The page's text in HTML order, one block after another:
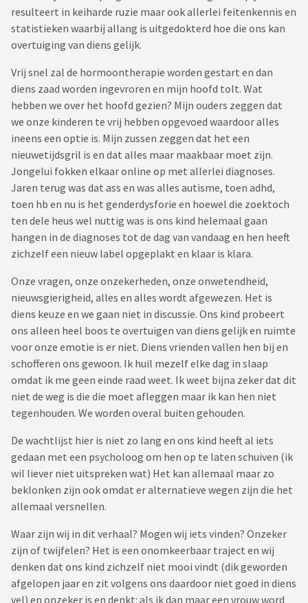
resulteert in keiharde ruzie maar ook allerlei feitenkennis en
statistieken waarbij allang is uitgedokterd hoe die ons kan
overtuiging van diens gelijk.
Vrij snel zal de hormoontherapie worden gestart en dan
diens zaad worden ingevroren en mijn hoofd tolt. Wat
hebben we over het hoofd gezien? Mijn ouders zeggen dat
we onze kinderen te vrij hebben opgevoed waardoor alles
ineens een optie is. Mijn zussen zeggen dat het een
nieuwetijdsgril is en dat alles maar maakbaar moet zijn.
Jongelui fokken elkaar online op met allerlei diagnoses.
Jaren terug was dat ass en was alles autisme, toen adhd,
toen hb en nu is het genderdysforie en hoewel die zoektoch
ten dele heus wel nuttig was is ons kind helemaal gaan
hangen in de diagnoses tot de dag van vandaag en hen heeft
zichzelf een nieuw label opgeplakt en klaar is klara.
Onze vragen, onze onzekerheden, onze onwetendheid,
nieuwsgierigheid, alles en alles wordt afgewezen. Het is
diens keuze en we gaan niet in discussie. Ons kind probeert
ons alleen heel boos te overtuigen van diens gelijk en ruimte
voor onze emotie is er niet. Diens vrienden vallen hen bij en
schofferen ons gewoon. Ik huil mezelf elke dag in slaap
omdat ik me geen einde raad weet. Ik weet bijna zeker dat dit
niet de weg is die die moet afleggen maar ik kan hen niet
tegenhouden. We worden overal buiten gehouden.
De wachtlijst hier is niet zo lang en ons kind heeft al iets
gedaan met een psycholoog om hen op te laten schuiven (ik
wil liever niet uitspreken wat) Het kan allemaal maar zo
beklonken zijn ook omdat er alternatieve wegen zijn die het
allemaal versnellen.
Waar zijn wij in dit verhaal? Mogen wij iets vinden? Onzeker
zijn of twijfelen? Het is een onomkeerbaar traject en wij
denken dat ons kind zichzelf niet mooi vindt (dik geworden
afgelopen jaar en zit volgens ons daardoor niet goed in diens
vel) en onzeker is en denkt: als ik dan maar een vrouw word